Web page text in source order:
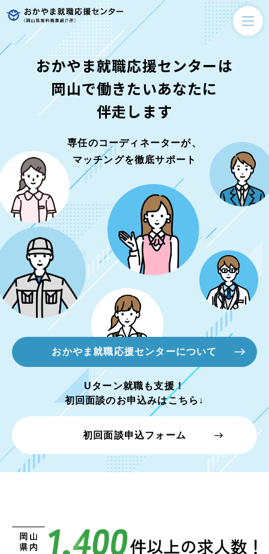
おかやま就職応援センターは
岡山で働きたいあなたに
伴走します
専任のコーディネーターが、
マッチングを徹底サポート
おかやま就職応援センターについて
Uターン就職も支援！
初回面談のお申込みはこちら↓
初回面談申込フォーム